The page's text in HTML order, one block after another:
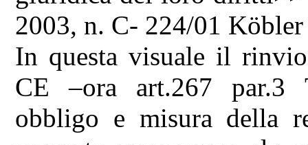
2003, n. C- 224/01
In questa visuale il
CE –ora art.267 par.3
obbligo e misura della